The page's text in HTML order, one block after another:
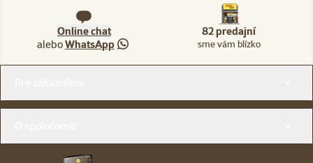
Online chat
aleboWhatsApp
82 predajní
sme vám blízko